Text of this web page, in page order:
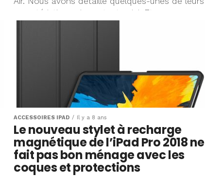
caractéristiques importantes ici. Et...
ACCESSOIRES IPAD Il y a 8 ans
Le nouveau stylet à recharge
magnétique de l’iPad Pro 2018 ne
fait pas bon ménage avec les
coques et protections